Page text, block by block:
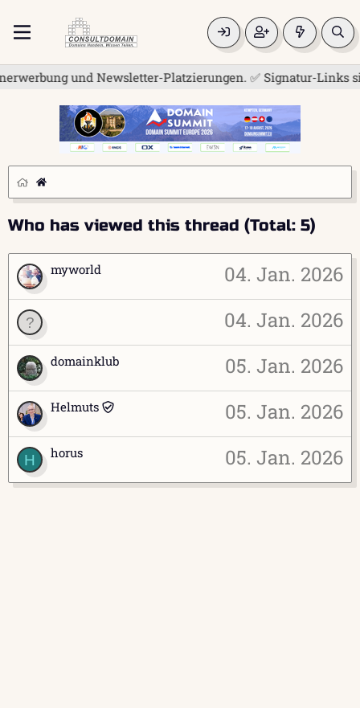
und Newsletter-Platzierungen. ✅ Signatur-Links
Who has viewed this thread (Total: 5)
myworld
04. Jan. 2026
04. Jan. 2026
domainklub 05. Jan. 2026
Helmuts 05. Jan. 2026
H horus 05. Jan. 2026